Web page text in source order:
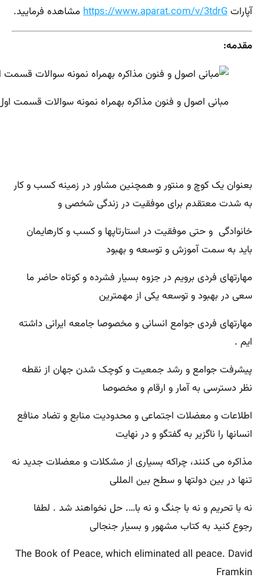
آپاراتhttps://www.aparat.com/v/3tdrGمشاهده فرمایید.
مقدمه:
مبانی اصول و فنون مذاکره بهمراه نمونه سوالات قسمت
بعنوان یک کوچ و منتور و همچنین مشاور در زمینه کسب و کار
به شدت معتقدم برای موفقیت در زندگی شخصی و
خانوادگی و حتی موفقیت در استارتاپها و کسب و کارهایمان
باید به سمت آموزش و توسعه و بهبود
مهارتهای فردی برویم در جزوه بسیار فشرده و کوتاه حاضر ما
سعی در بهبود و توسعه یکی از مهمترین
مهارتهای فردی جوامع انسانی و مخصوصا جامعه ایرانی داشته
ایم .
پیشرفت جوامع و رشد جمعیت و کوچک شدن جهان از نقطه
نظر دسترسی به آمار و ارقام و مخصوصا
اطلاعات و معضلات اجتماعی و محدودیت منابع و تضاد منافع
انسانها را ناگزیر به گفتگو و در نهایت
مذاکره می کنند، چراکه بسیاری از مشکلات و معضلات جدید نه
تنها در بین دولتها و سطح بین المللی
نه با تحریم و نه با جنگ و نه با…. حل نخواهند شد . لطفا
رجوع کنید به کتاب مشهور و بسیار جنجالی
The Book of Peace, which eliminated all peace. David
Framkin